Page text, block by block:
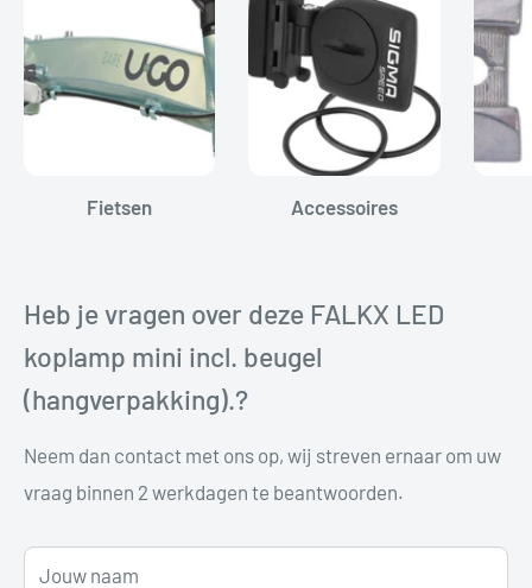
Fietsen Accessoires
Heb je vragen over deze FALKX LED
koplamp mini incl. beugel
(hangverpakking).?
Neem dan contact met ons op, wij streven ernaar om uw
vraag binnen 2 werkdagen te beantwoorden.
Jouw naam